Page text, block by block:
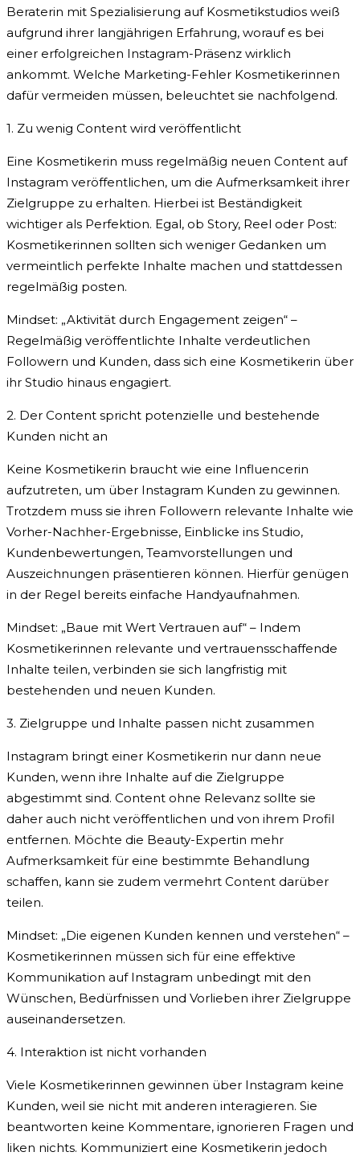
Beraterin mit Spezialisierung auf Kosmetikstudios weiß
aufgrund ihrer langjährigen Erfahrung, worauf es bei
einer erfolgreichen Instagram-Präsenz wirklich
ankommt. Welche Marketing-Fehler Kosmetikerinnen
dafür vermeiden müssen, beleuchtet sie nachfolgend.
1. Zu wenig Content wird veröffentlicht
Eine Kosmetikerin muss regelmäßig neuen Content auf
Instagram veröffentlichen, um die Aufmerksamkeit ihrer
Zielgruppe zu erhalten. Hierbei ist Beständigkeit
wichtiger als Perfektion. Egal, ob Story, Reel oder Post:
Kosmetikerinnen sollten sich weniger Gedanken um
vermeintlich perfekte Inhalte machen und stattdessen
regelmäßig posten.
Mindset: „Aktivität durch Engagement zeigen“ –
Regelmäßig veröffentlichte Inhalte verdeutlichen
Followern und Kunden, dass sich eine Kosmetikerin über
ihr Studio hinaus engagiert.
2. Der Content spricht potenzielle und bestehende
Kunden nicht an
Keine Kosmetikerin braucht wie eine Influencerin
aufzutreten, um über Instagram Kunden zu gewinnen.
Trotzdem muss sie ihren Followern relevante Inhalte wie
Vorher-Nachher-Ergebnisse, Einblicke ins Studio,
Kundenbewertungen, Teamvorstellungen und
Auszeichnungen präsentieren können. Hierfür genügen
in der Regel bereits einfache Handyaufnahmen.
Mindset: „Baue mit Wert Vertrauen auf“ – Indem
Kosmetikerinnen relevante und vertrauensschaffende
Inhalte teilen, verbinden sie sich langfristig mit
bestehenden und neuen Kunden.
3. Zielgruppe und Inhalte passen nicht zusammen
Instagram bringt einer Kosmetikerin nur dann neue
Kunden, wenn ihre Inhalte auf die Zielgruppe
abgestimmt sind. Content ohne Relevanz sollte sie
daher auch nicht veröffentlichen und von ihrem Profil
entfernen. Möchte die Beauty-Expertin mehr
Aufmerksamkeit für eine bestimmte Behandlung
schaffen, kann sie zudem vermehrt Content darüber
teilen.
Mindset: „Die eigenen Kunden kennen und verstehen“ –
Kosmetikerinnen müssen sich für eine effektive
Kommunikation auf Instagram unbedingt mit den
Wünschen, Bedürfnissen und Vorlieben ihrer Zielgruppe
auseinandersetzen.
4. Interaktion ist nicht vorhanden
Viele Kosmetikerinnen gewinnen über Instagram keine
Kunden, weil sie nicht mit anderen interagieren. Sie
beantworten keine Kommentare, ignorieren Fragen und
liken nichts. Kommuniziert eine Kosmetikerin jedoch